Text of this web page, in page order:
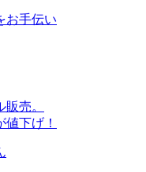
お手伝い
売。
下げ！